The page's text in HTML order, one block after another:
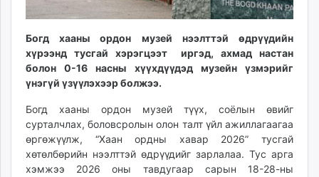
zarig.mn
zuv.mn
mminfo.mn
ugluu.mn
unen.mn
asu.mn
shudarga.mn
shuurhai.mn
Богд хааны ордон музей нээлттэй өдрүүдийн
хүрээнд тусгай хэрэгцээт иргэд, ахмад настан
болон 0-16 насны хүүхдүүдэд музейн үзмэрийг
үнэгүй үзүүлэхээр болжээ.
Богд хааны ордон музей түүх, соёлын өвийг
сурталчлах, боловсролын олон талт үйл ажиллагаагаа
өргөжүүлж, “Хаан ордны хавар 2026” тусгай
хөтөлбөрийн нээлттэй өдрүүдийг зарлалаа. Тус арга
хэмжээ 2026 оны тавдугаар сарын 18-28-ны